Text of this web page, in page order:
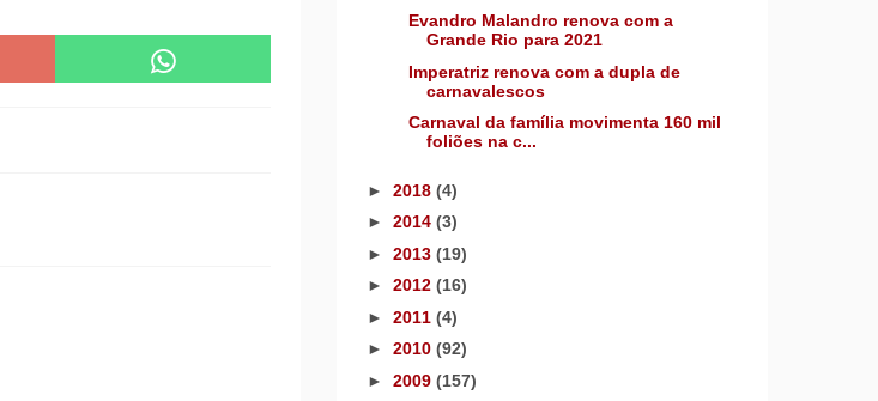
Evandro Malandro renova com a
Grande Rio para 2021
Imperatriz renova com a dupla de
carnavalescos
Carnaval da família movimenta 160 mil
foliões na c...
► 2018 (4)
► 2014 (3)
► 2013 (19)
► 2012 (16)
► 2011 (4)
► 2010 (92)
► 2009 (157)